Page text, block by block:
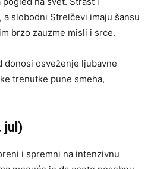
a slobodni Strelčevi imaju šansu
brzo zauzme misli i srce.
donosi osveženje ljubavne
trenutke pune smeha,
jul)
i spremni na intenzivnu